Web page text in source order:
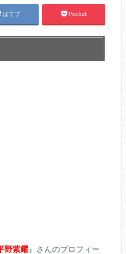
はてブ Pocket
野紫耀 』さんのプロフィー